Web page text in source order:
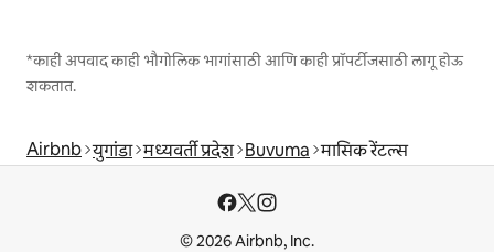
*काही अपवाद काही भौगोलिक भागांसाठी आणि काही प्रॉपर्टीजसाठी लागू होऊ
शकतात.
Airbnb युगांडा मध्यवर्ती प्रदेश Buvuma मासिक रेंटल्स
© 2026 Airbnb, Inc.